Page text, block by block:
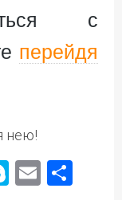
с
перейдя
нею!
Skype
Email